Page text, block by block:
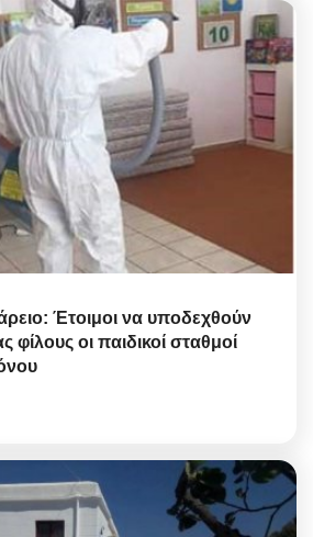
Έτοιμοι να υποδεχθούν
φίλους οι παιδικοί σταθμοί